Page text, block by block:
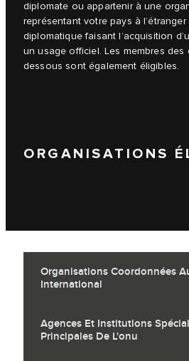
diplomate ou appartenir à une
représentant votre pays à
diplomatique faisant l’acquisition
un usage officiel. Les membres des
dessous sont également éligibles.
ORGANISATIONS
Organisations Coordonnées
International
Agences Et Institutions
Principales De L'onu